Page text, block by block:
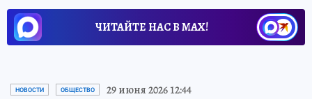
ЧИТАЙТЕ НАС В МАХ!
НОВОСТИ ОБЩЕСТВО 29 июня 2026 12:44